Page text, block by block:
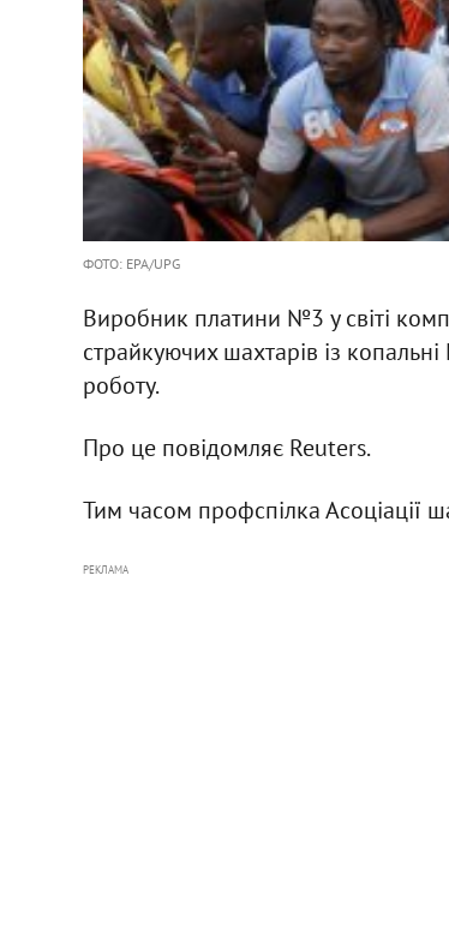
ФОТО: EPA/UPG
Виробник платини №3 у світі
страйкуючих шахтарів із
роботу.
Про це повідомляє Reuters.
Тим часом профспілка Асоціації
РЕКЛАМА